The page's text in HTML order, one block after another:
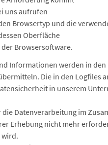
uns aufrufen
Browsertyp und die
Oberfläche
Browsersoftware.
Informationen werden in
Die in den Logfiles
in unserem
Datenverarbeitung im
Erhebung nicht mehr
wird.